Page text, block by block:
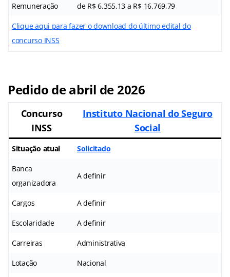
Remuneração de R$ 6.355,13 a R$ 16.769,79
Clique aqui para fazer o download do último edital do
concurso INSS
Pedido de abril de 2026
Concurso
INSS
Instituto Nacional do Seguro
Social
Situação atual Solicitado
Banca
organizadora
A definir
Cargos A definir
Escolaridade A definir
Carreiras Administrativa
Lotação Nacional